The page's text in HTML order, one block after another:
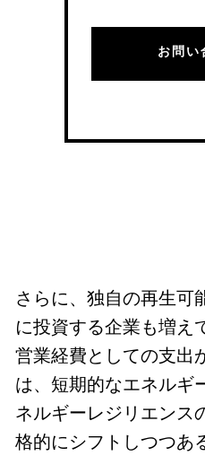
お問い
さらに、独自の再生可
に投資する企業も増え
営業経費としての支出
は、短期的なエネルギ
ネルギーレジリエンス
格的にシフトしつつあ